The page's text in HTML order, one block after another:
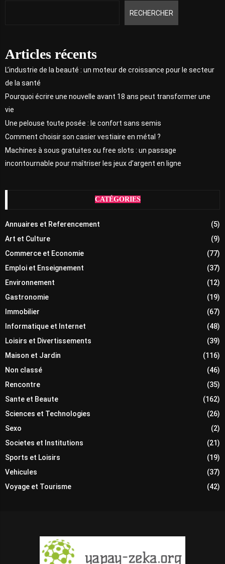
RECHERCHER
Articles récents
L’industrie de la beauté : un moteur de croissance pour le secteur
de la santé
Pourquoi écrire une nouvelle avant 18 ans peut transformer une
vie
Une pelouse toute posée : le confort sans semis
Comment choisir son casier vestiaire en métal ?
Machines à sous gratuites ou free slots : un passage
incontournable pour maîtriser les jeux d’argent en ligne
CATÉGORIES
Annuaires et Referencement
(5)
Art et Culture
(9)
Commerce et Economie
(77)
Emploi et Enseignement
(37)
Environnement
(12)
Gastronomie
(19)
Immobilier
(67)
Informatique et Internet
(48)
Loisirs et Divertissements
(39)
Maison et Jardin
(116)
Non classé
(46)
Rencontre
(35)
Sante et Beaute
(162)
Sciences et Technologies
(26)
Sexo
(2)
Societes et Institutions
(21)
Sports et Loisirs
(19)
Vehicules
(37)
Voyage et Tourisme
(42)